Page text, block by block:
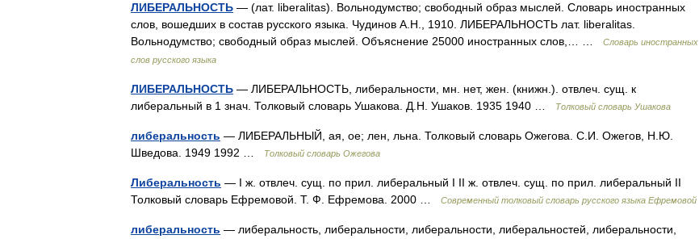
ЛИБЕРАЛЬНОСТЬ — (лат. liberalitas). Вольнодумство; свободный образ мыслей. Словарь иностранных
слов, вошедших в состав русского языка. Чудинов А.Н., 1910. ЛИБЕРАЛЬНОСТЬ лат. liberalitas.
Вольнодумство; свободный образ мыслей. Объяснение 25000 иностранных слов,… …
Словарь иностранных
слов русского языка
ЛИБЕРАЛЬНОСТЬ — ЛИБЕРАЛЬНОСТЬ, либеральности, мн. нет, жен. (книжн.). отвлеч. сущ. к
либеральный в 1 знач. Толковый словарь Ушакова. Д.Н. Ушаков. 1935 1940 …
Толковый словарь Ушакова
либеральность — ЛИБЕРАЛЬНЫЙ, ая, ое; лен, льна. Толковый словарь Ожегова. С.И. Ожегов, Н.Ю.
Шведова. 1949 1992 …
Толковый словарь Ожегова
Либеральность — I ж. отвлеч. сущ. по прил. либеральный I II ж. отвлеч. сущ. по прил. либеральный II
Толковый словарь Ефремовой. Т. Ф. Ефремова. 2000 …
Современный толковый словарь русского языка Ефремовой
либеральность — либеральность, либеральности, либеральности, либеральностей, либеральности,